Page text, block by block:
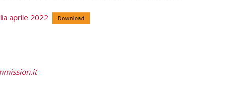
aprile 2022 Download